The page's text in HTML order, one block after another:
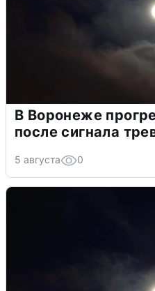
В Воронеже
после сигнала
5 августа 0